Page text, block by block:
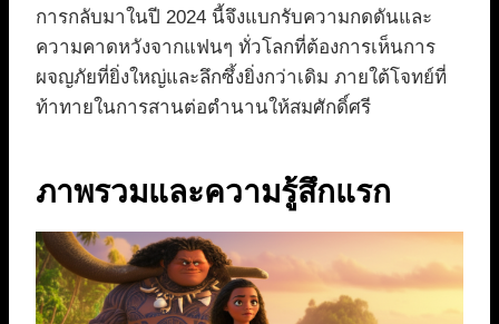
การกลับมาในปี 2024 นี้จึงแบกรับความกดดันและ
ความคาดหวังจากแฟนๆ ทั่วโลกที่ต้องการเห็นการ
ผจญภัยที่ยิ่งใหญ่และลึกซึ้งยิ่งกว่าเดิม ภายใต้โจทย์ที่
ท้าทายในการสานต่อตำนานให้สมศักดิ์ศรี
ภาพรวมและความรู้สึกแรก